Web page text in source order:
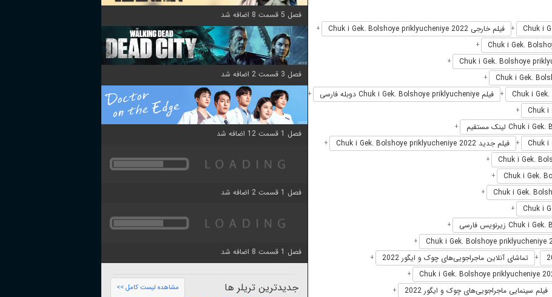
+ فیلم خارجی Chuk i Gek. Bolshoye priklyucheniye 2022 +
+
+
+
+ فیلم Chuk i Gek. Bolshoye priklyucheniye دوبله فارسی +
+
+
+ فیلم جدید Chuk i Gek. Bolshoye priklyucheniye 2022 +
+
+
+
+
+
+
+ تماشای آنلاین ماجراجویی‌های چوک و ایگور 2022 +
+
فیلم سینمایی ماجراجویی‌های چوک و ایگور 2022 +
فصل 5 قسمت 8 اضافه شد
فصل 3 قسمت 2 اضافه شد
فصل 1 قسمت 12 اضافه شد
فصل 1 قسمت 2 اضافه شد
فصل 1 قسمت 8 اضافه شد
جدیدترین تریلر ها مشاهده لیست کامل >>